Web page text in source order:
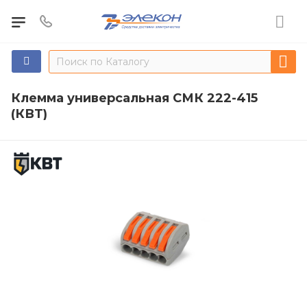
Клемма универсальная СМК 222-415
(КВТ)